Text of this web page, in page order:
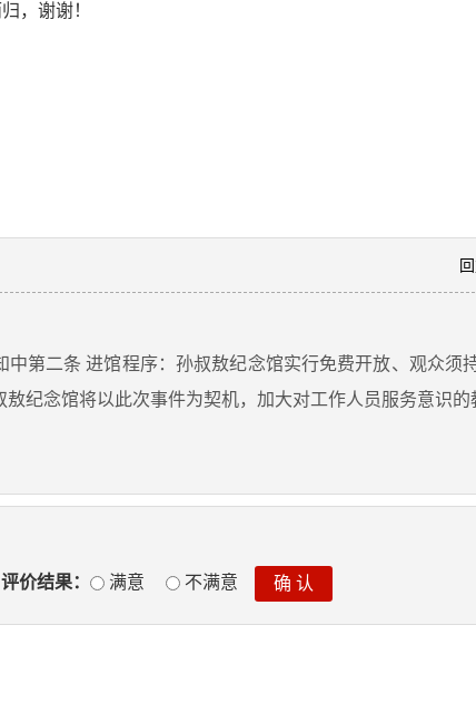
，谢谢！
第二条 进馆程序：孙叔敖纪念馆实行免费开放、观众须
纪念馆将以此次事件为契机，加大对工作人员服务意识
评价结果： 满意 不满意